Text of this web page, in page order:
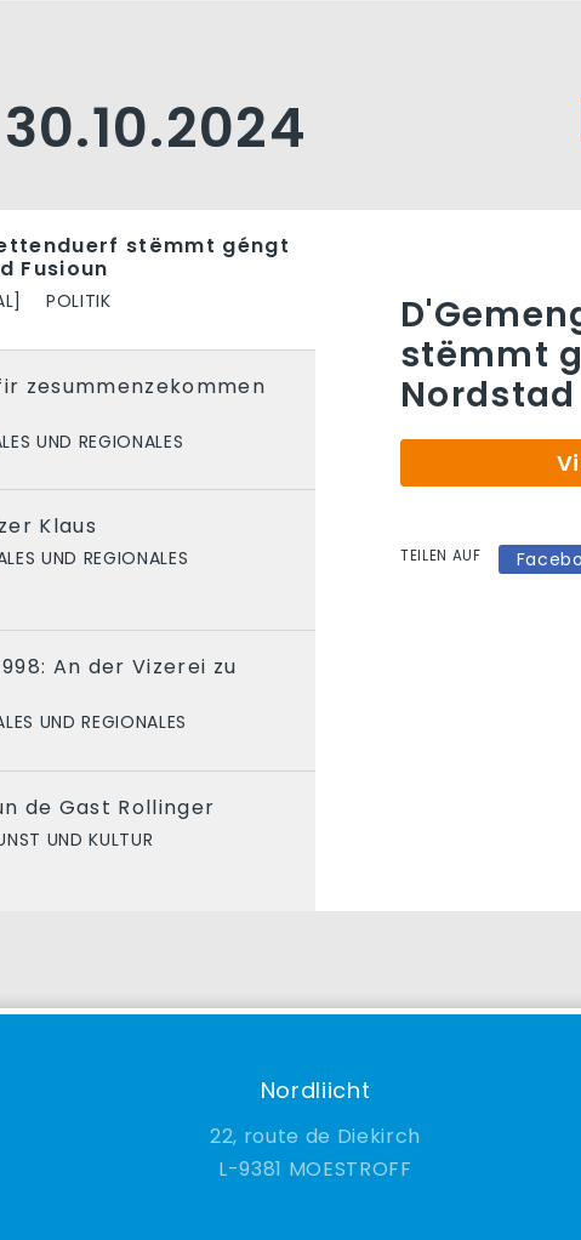
stëmmt géngt
Fusioun
POLITIK
zesummenzekommen
UND REGIONALES
Klaus
UND REGIONALES
An der Vizerei zu
UND REGIONALES
de Gast Rollinger
UND KULTUR
stëmmt
TEILEN AUF
Nordliicht
22, route de Diekirch
9381 MOESTROFF